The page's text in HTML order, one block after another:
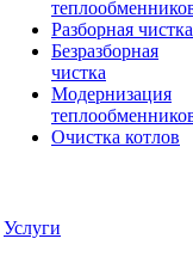
Разборная чистка
Безразборная
чистка
Модернизация
Очистка котлов
Услуги